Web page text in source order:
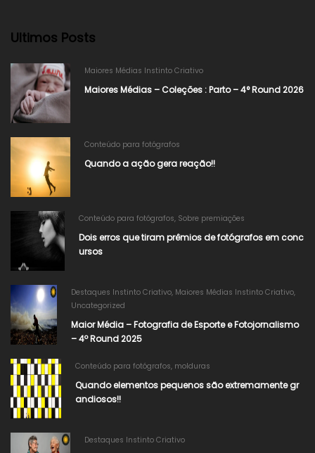
Ultimos Posts
Maiores Médias Instinto Criativo
Maiores Médias – Coleções : Parto – 4° Round 2026
Conteúdo para fotógrafos
Quando a ação gera reação!!
Conteúdo para fotógrafos, Sobre premiações
Dois erros que tiram prêmios de fotógrafos em conc
ursos
Destaques Instinto Criativo, Maiores Médias Instinto Criativo,
Uncategorized
Maior Média – Fotografia de Esporte e Fotojornalismo
– 4º Round 2025
Conteúdo para fotógrafos, molduras
Quando elementos pequenos são extremamente gr
andiosos!!
Destaques Instinto Criativo